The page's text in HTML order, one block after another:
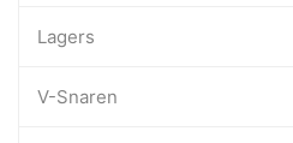
Lagers
V-Snaren